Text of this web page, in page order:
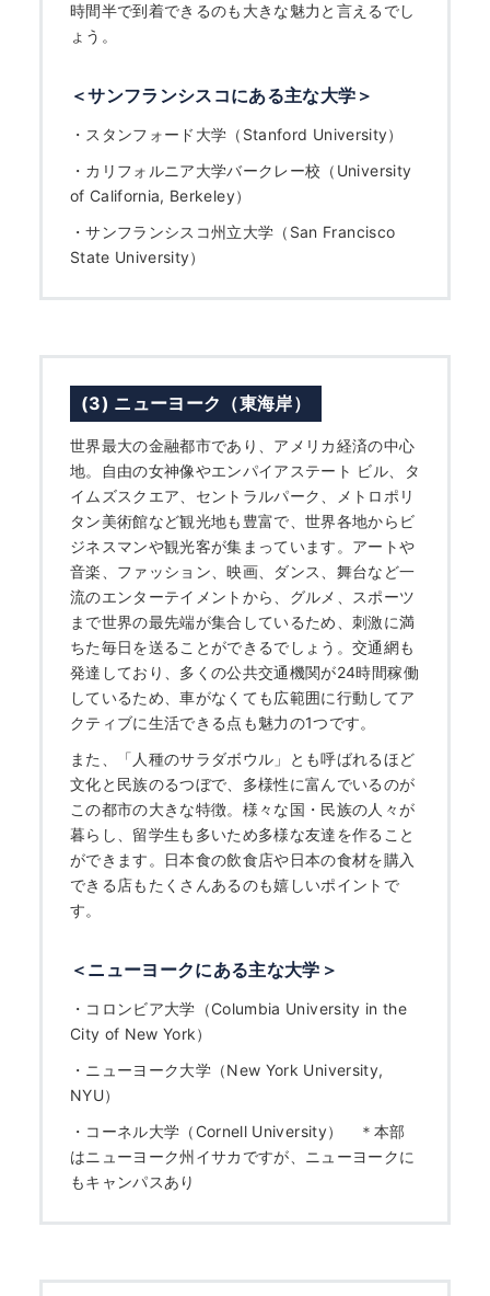
なぜ海外進学か？
時間半で到着できるのも大きな魅力と言えるでし
ょう。
＜サンフランシスコにある主な大学＞
・ スタンフォード大学（Stanford University）
・ カリフォルニア大学バークレー校（University
of California, Berkeley）
・サンフランシスコ州立大学（San Francisco
State University）
(3) ニューヨーク（東海岸）
世界最大の金融都市であり、アメリカ経済の中心
地。自由の女神像やエンパイアステート ビル、タ
イムズスクエア、セントラルパーク、メトロポリ
タン美術館など観光地も豊富で、世界各地からビ
ジネスマンや観光客が集まっています。アートや
音楽、ファッション、映画、ダンス、舞台など一
流のエンターテイメントから、グルメ、スポーツ
まで世界の最先端が集合しているため、刺激に満
ちた毎日を送ることができるでしょう。交通網も
発達しており、多くの公共交通機関が24時間稼働
しているため、車がなくても広範囲に行動してア
クティブに生活できる点も魅力の1つです。
また、「人種のサラダボウル」とも呼ばれるほど
文化と民族のるつぼで、多様性に富んでいるのが
この都市の大きな特徴。様々な国・民族の人々が
暮らし、留学生も多いため多様な友達を作ること
ができます。日本食の飲食店や日本の食材を購入
できる店もたくさんあるのも嬉しいポイントで
す。
＜ニューヨークにある主な大学＞
・ コロンビア大学（Columbia University in the
City of New York）
・ ニューヨーク大学（New York University,
NYU）
・ コーネル大学（Cornell University）
＊本部
はニューヨーク州イサカですが、ニューヨークに
もキャンパスあり